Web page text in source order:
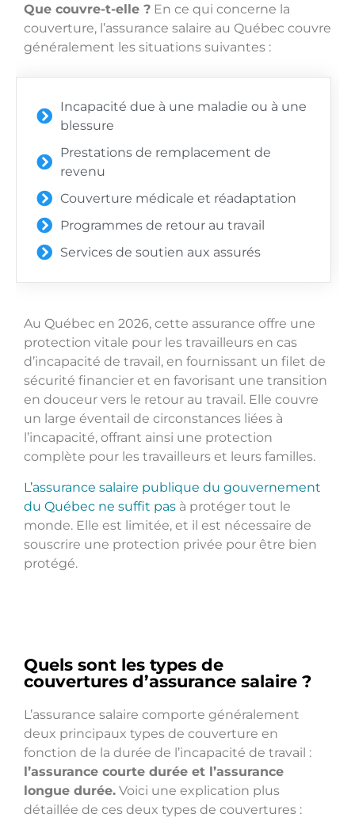
Que couvre-t-elle ? En ce qui concerne la
couverture, l’assurance salaire au Québec couvre
généralement les situations suivantes :
Incapacité due à une maladie ou à une
blessure
Prestations de remplacement de
revenu
Couverture médicale et réadaptation
Programmes de retour au travail
Services de soutien aux assurés
Au Québec en 2026, cette assurance offre une
protection vitale pour les travailleurs en cas
d’incapacité de travail, en fournissant un filet de
sécurité financier et en favorisant une transition
en douceur vers le retour au travail. Elle couvre
un large éventail de circonstances liées à
l’incapacité, offrant ainsi une protection
complète pour les travailleurs et leurs familles.
L’assurance salaire publique du gouvernement
du Québec ne suffit pas à protéger tout le
monde. Elle est limitée, et il est nécessaire de
souscrire une protection privée pour être bien
protégé.
Quels sont les types de
couvertures d’assurance salaire ?
L’assurance salaire comporte généralement
deux principaux types de couverture en
fonction de la durée de l’incapacité de travail :
l’assurance courte durée et l’assurance
longue durée. Voici une explication plus
détaillée de ces deux types de couvertures :